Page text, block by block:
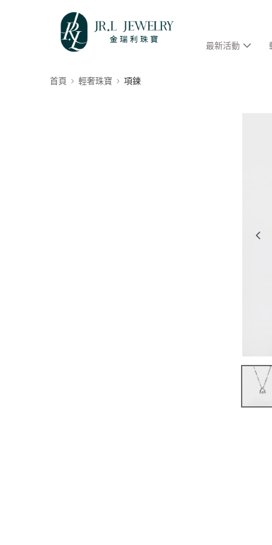
最新活動
首頁 輕奢珠寶 項鍊